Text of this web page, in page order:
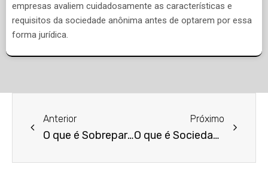
empresas avaliem cuidadosamente as características e
requisitos da sociedade anônima antes de optarem por essa
forma jurídica.
Anterior
O que é Sobrepartilha?
Próximo
O que é Sociedade Limitada?